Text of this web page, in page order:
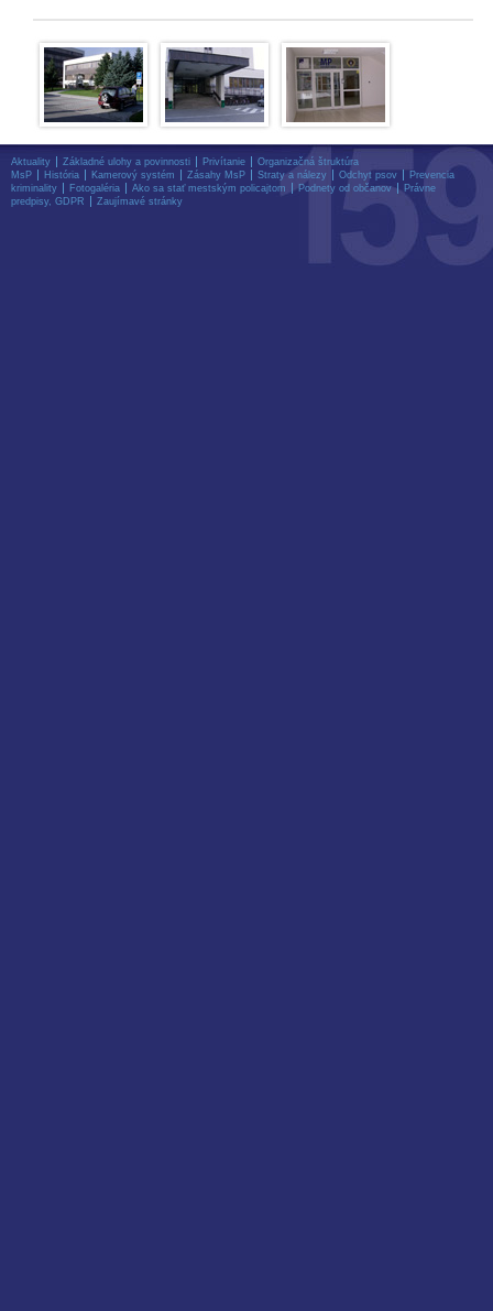
Aktuality Základné ulohy a povinnosti Privítanie
Organizačná štruktúra
MsP
História Kamerový systém Zásahy MsP Straty a nálezy Odchyt psov
Prevencia
kriminality
Fotogaléria Ako sa stať mestským policajtom Podnety od občanov
Právne
predpisy, GDPR
Zaujímavé stránky